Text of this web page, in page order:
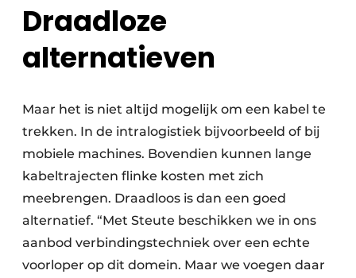
Draadloze
alternatieven
Maar het is niet altijd mogelijk om een kabel te
trekken. In de intralogistiek bijvoorbeeld of bij
mobiele machines. Bovendien kunnen lange
kabeltrajecten flinke kosten met zich
meebrengen. Draadloos is dan een goed
alternatief. “Met Steute beschikken we in ons
aanbod verbindingstechniek over een echte
voorloper op dit domein. Maar we voegen daar